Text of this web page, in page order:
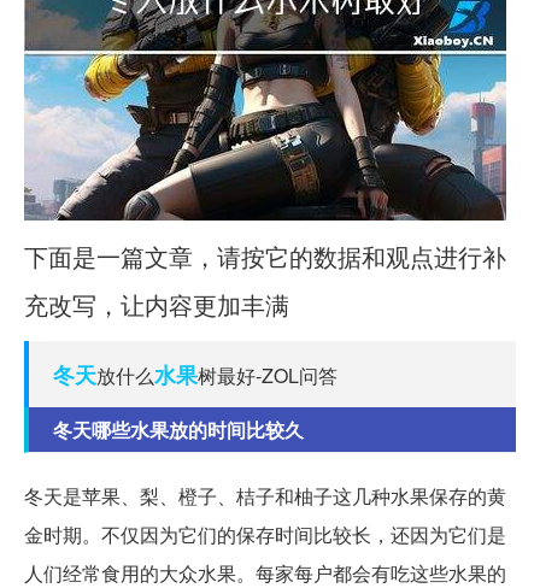
下面是一篇文章，请按它的数据和观点进行补
充改写，让内容更加丰满
冬天放什么水果树最好-ZOL问答
冬天哪些水果放的时间比较久
冬天是苹果、梨、橙子、桔子和柚子这几种水果保存的黄
金时期。不仅因为它们的保存时间比较长，还因为它们是
人们经常食用的大众水果。每家每户都会有吃这些水果的